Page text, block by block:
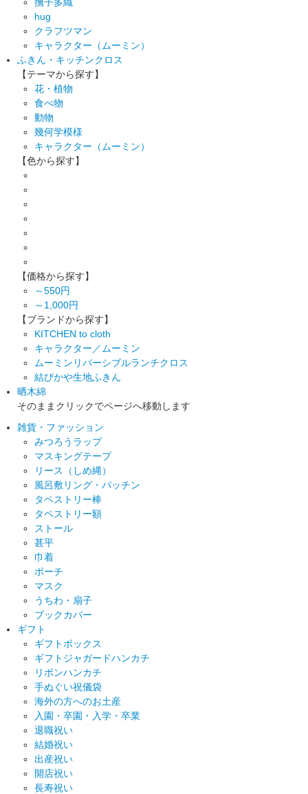
hug
クラフツマン
キャラクター（ムーミン）
ふきん・キッチンクロス
【テーマから探す】
花・植物
食べ物
動物
幾何学模様
キャラクター（ムーミン）
【色から探す】
【価格から探す】
～550円
～1,000円
【ブランドから探す】
KITCHEN to cloth
キャラクター／ムーミン
ムーミンリバーシブルランチクロス
結びかや生地ふきん
晒木綿
そのままクリックでページへ移動します
雑貨・ファッション
みつろうラップ
マスキングテープ
リース（しめ縄）
風呂敷リング・パッチン
タペストリー棒
タペストリー額
ストール
甚平
巾着
ポーチ
マスク
うちわ・扇子
ブックカバー
ギフト
ギフトボックス
ギフトジャガードハンカチ
リボンハンカチ
手ぬぐい祝儀袋
海外の方へのお土産
入園・卒園・入学・卒業
退職祝い
結婚祝い
出産祝い
開店祝い
長寿祝い